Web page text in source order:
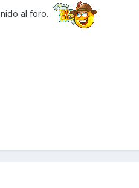
al foro.